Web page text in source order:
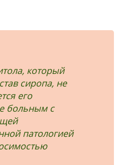
который
сиропа, не
его
больным с
патологией